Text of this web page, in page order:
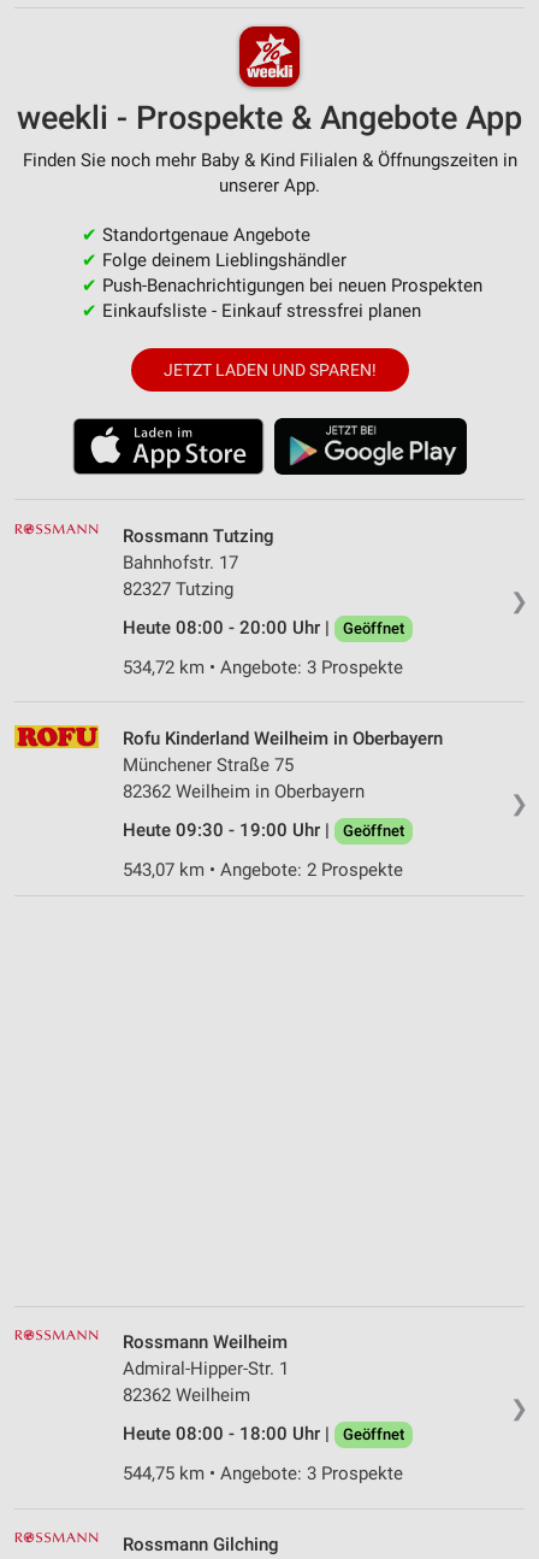
weekli - Prospekte & Angebote App
Finden Sie noch mehr Baby & Kind Filialen & Öffnungszeiten in
unserer App.
✔ Standortgenaue Angebote
✔ Folge deinem Lieblingshändler
✔ Push-Benachrichtigungen bei neuen Prospekten
✔ Einkaufsliste - Einkauf stressfrei planen
JETZT LADEN UND SPAREN!
❯
Rossmann Tutzing
Bahnhofstr. 17
82327 Tutzing
Heute 08:00 - 20:00 Uhr |
Geöffnet
534,72 km • Angebote: 3 Prospekte
❯
Rofu Kinderland Weilheim in Oberbayern
Münchener Straße 75
82362 Weilheim in Oberbayern
Heute 09:30 - 19:00 Uhr |
Geöffnet
543,07 km • Angebote: 2 Prospekte
❯
Rossmann Weilheim
Admiral-Hipper-Str. 1
82362 Weilheim
Heute 08:00 - 18:00 Uhr |
Geöffnet
544,75 km • Angebote: 3 Prospekte
Rossmann Gilching